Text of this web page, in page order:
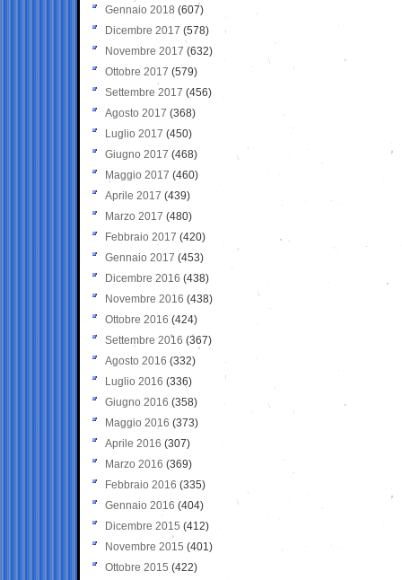
Gennaio 2018 (607)
Dicembre 2017 (578)
Novembre 2017 (632)
Ottobre 2017 (579)
Settembre 2017 (456)
Agosto 2017 (368)
Luglio 2017 (450)
Giugno 2017 (468)
Maggio 2017 (460)
Aprile 2017 (439)
Marzo 2017 (480)
Febbraio 2017 (420)
Gennaio 2017 (453)
Dicembre 2016 (438)
Novembre 2016 (438)
Ottobre 2016 (424)
Settembre 2016 (367)
Agosto 2016 (332)
Luglio 2016 (336)
Giugno 2016 (358)
Maggio 2016 (373)
Aprile 2016 (307)
Marzo 2016 (369)
Febbraio 2016 (335)
Gennaio 2016 (404)
Dicembre 2015 (412)
Novembre 2015 (401)
Ottobre 2015 (422)